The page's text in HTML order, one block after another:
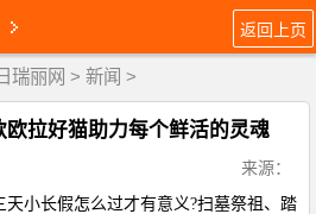
返回上页
瑞丽网 > 新闻 >
拉好猫助力每个鲜活的灵魂
来源：
天小长假怎么过才有意义?扫墓祭祖、踏